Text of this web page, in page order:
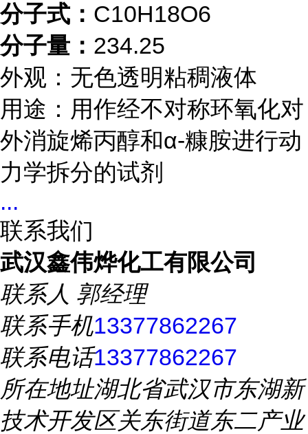
分子式： C10H18O6
分子量： 234.25
外观：无色透明粘稠液体
用途：用作经不对称环氧化对
外消旋烯丙醇和α-糠胺进行动
力学拆分的试剂
...
联系我们
武汉鑫伟烨化工有限公司
联系人 郭经理
联系手机13377862267
联系电话13377862267
所在地址湖北省武汉市东湖新
技术开发区关东街道东二产业